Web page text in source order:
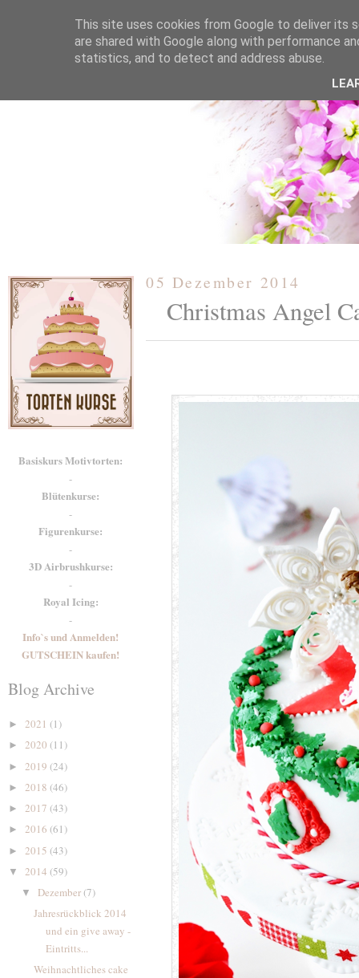
ÜBER MICH KOOPERATION TORTEN / KUCHEN /
Basiskurs Motivtorten:
-
Blütenkurse:
-
Figurenkurse:
-
3D Airbrushkurse:
-
Royal Icing:
-
Info`s und Anmelden!
GUTSCHEIN kaufen!
Blog Archive
► 2021 (1)
► 2020 (11)
► 2019 (24)
► 2018 (46)
► 2017 (43)
► 2016 (61)
► 2015 (43)
▼ 2014 (59)
▼ Dezember(7)
Jahresrückblick 2014
und ein give away -
Eintritts...
Weihnachtliches cake
05 Dezember 2014
Christmas Angel
This site uses cookies from Google to deliver its
are shared with Google along with performance
statistics, and to detect and address abuse.